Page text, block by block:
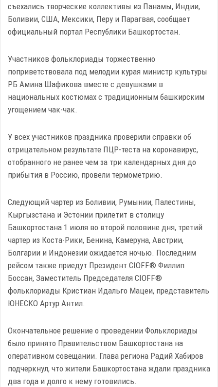
съехались творческие коллективы из Панамы, Индии,
Боливии, США, Мексики, Перу и Парагвая, сообщает
официальный портал Республики Башкортостан.
Участников фольклориады торжественно
поприветствовала под мелодии курая министр культуры
РБ Амина Шафикова вместе с девушками в
национальных костюмах с традиционным башкирским
угощением чак-чак.
У всех участников праздника проверили справки об
отрицательном результате ПЦР-теста на коронавирус,
отобранного не ранее чем за три календарных дня до
прибытия в Россию, провели термометрию.
Следующий чартер из Боливии, Румынии, Палестины,
Кыргызстана и Эстонии прилетит в столицу
Башкортостана 1 июля во второй половине дня, третий
чартер из Коста-Рики, Бенина, Камеруна, Австрии,
Болгарии и Индонезии ожидается ночью. Последним
рейсом также приедут Президент CIOFF® Филлип
Боссан, Заместитель Председателя CIOFF®
фольклориады Кристиан Идальго Мацеи, представитель
ЮНЕСКО Артур Антил.
Окончательное решение о проведении Фольклориады
было принято Правительством Башкортостана на
оперативном совещании. Глава региона Радий Хабиров
подчеркнул, что жители Башкортостана ждали праздника
два года и долго к нему готовились.